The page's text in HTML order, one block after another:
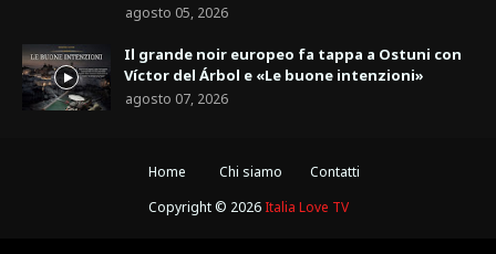
agosto 05, 2026
Il grande noir europeo fa tappa a Ostuni con
Víctor del Árbol e «Le buone intenzioni»
agosto 07, 2026
Home Chi siamo
Contatti
Copyright © 2026 Italia Love TV